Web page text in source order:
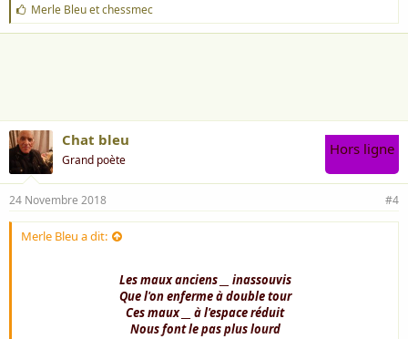
J
'
a
Merle Bleuetchessmec
Chat bleu
Grand poète
Hors ligne
24 Novembre 2018 #4
Merle Bleu a dit:
Les maux anciens __ inassouvis
Que l'on enferme à double tour
Ces maux __ à l'espace réduit
Nous font le pas plus lourd